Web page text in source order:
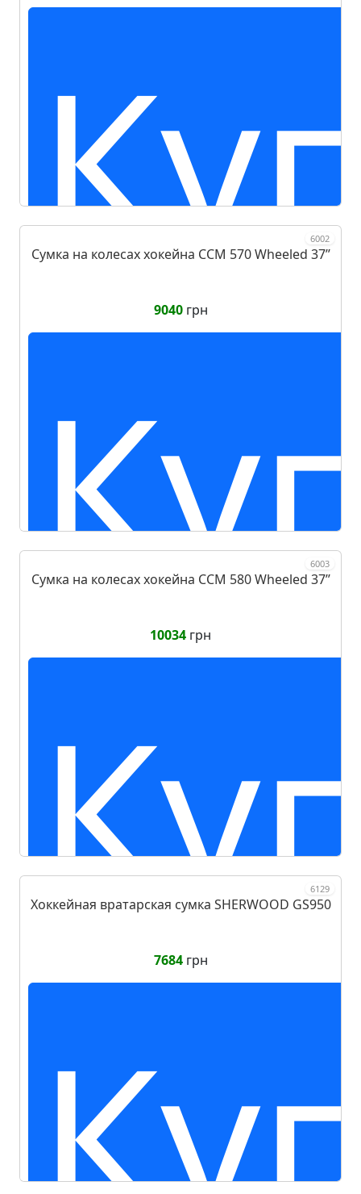
6002
Сумка на колесах хокейна CCM 570 Wheeled 37ʼʼ
9040грн
6003
Сумка на колесах хокейна CCM 580 Wheeled 37ʼʼ
10034 грн
6129
Хоккейная вратарская сумка SHERWOOD GS950
7684грн